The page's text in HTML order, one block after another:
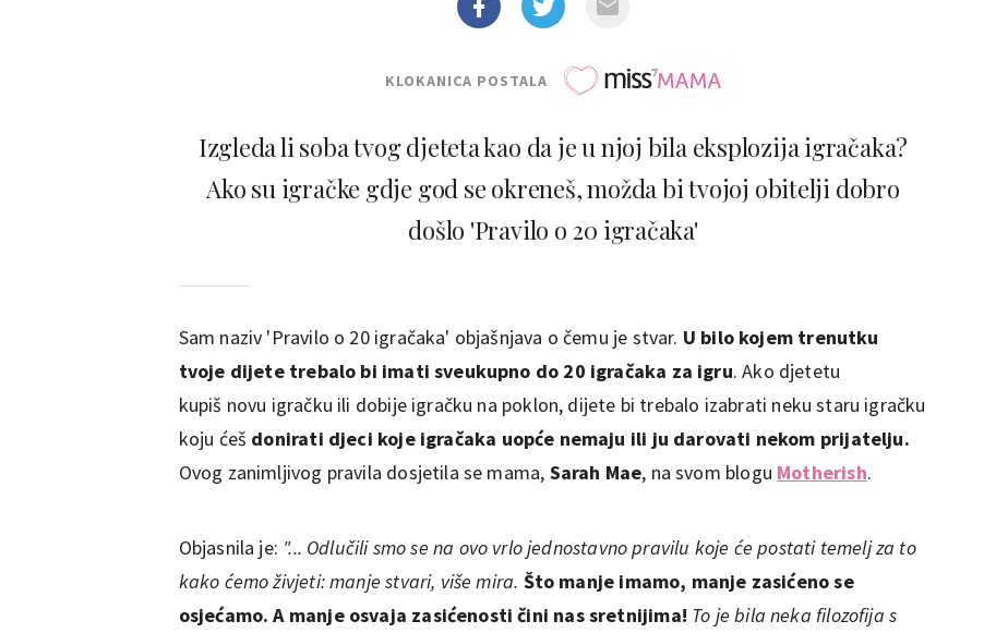
KLOKANICA POSTALA
Izgleda li soba tvog djeteta kao da je u njoj bila eksplozija igračaka?
Ako su igračke gdje god se okreneš, možda bi tvojoj obitelji dobro
došlo 'Pravilo o 20 igračaka'
Sam naziv 'Pravilo o 20 igračaka' objašnjava o čemu je stvar. U bilo kojem trenutku
tvoje dijete trebalo bi imati sveukupno do 20 igračaka za igru. Ako djetetu
kupiš novu igračku ili dobije igračku na poklon, dijete bi trebalo izabrati neku staru igračku
koju ćeš donirati djeci koje igračaka uopće nemaju ili ju darovati nekom prijatelju.
Ovog zanimljivog pravila dosjetila se mama, Sarah Mae, na svom blogu Motherish.
Objasnila je: "... Odlučili smo se na ovo vrlo jednostavno pravilu koje će postati temelj za to
kako ćemo živjeti: manje stvari, više mira. Što manje imamo, manje zasićeno se
osjećamo. A manje osvaja zasićenosti čini nas sretnijima! To je bila neka filozofija s